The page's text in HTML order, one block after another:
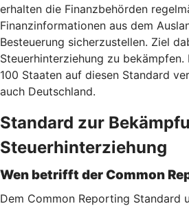
erhalten die Finanzbehörden
Finanzinformationen aus dem
Besteuerung sicherzustellen. Ziel
Steuerhinterziehung zu bekämpfen.
100 Staaten auf diesen Standard
auch Deutschland.
Standard zur
Steuerhinterziehung
Wen betrifft der Common
Dem Common Reporting Standard